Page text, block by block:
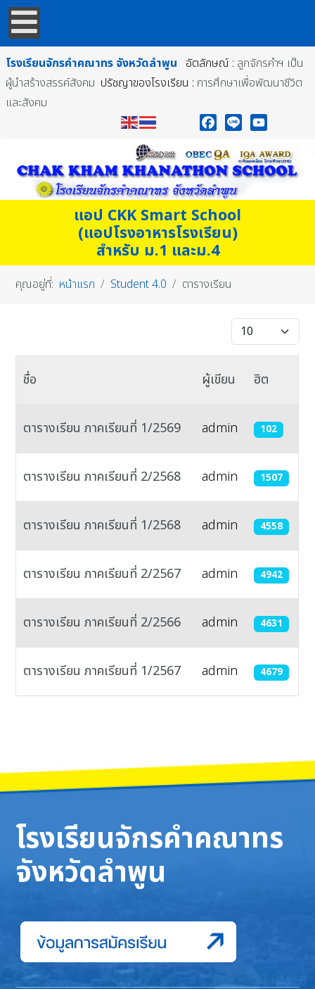
โรงเรียนจักรคำคณาทร จังหวัดลำพูน อัตลักษณ์ : ลูกจักรคำฯ เป็น
ผู้นำสร้างสรรค์สังคม ปรัชญาของโรงเรียน : การศึกษาเพื่อพัฒนาชีวิต
และสังคม
แอป CKK Smart School
(แอปโรงอาหารโรงเรียน)
สำหรับ ม.1 และม.4
คุณอยู่ที่: หน้าแรก Student 4.0 ตารางเรียน
แสดง #
ชื่อ ผู้เขียน ฮิต
ตารางเรียน ภาคเรียนที่ 1/2569 admin 102
ตารางเรียน ภาคเรียนที่ 2/2568 admin 1507
ตารางเรียน ภาคเรียนที่ 1/2568 admin 4558
ตารางเรียน ภาคเรียนที่ 2/2567 admin 4942
ตารางเรียน ภาคเรียนที่ 2/2566 admin 4631
ตารางเรียน ภาคเรียนที่ 1/2567 admin 4679
โรงเรียนจักรคำคณาทร
จังหวัดลำพูน